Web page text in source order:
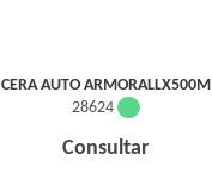
CERA AUTO ARMORALLX500M
28624
Consultar